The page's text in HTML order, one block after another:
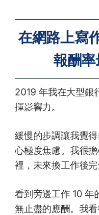
在網路上寫
報酬
2019 年我在大型銀
揮影響力。
緩慢的步調讓我覺
心極度焦慮。我很
裡，未來換工作後完
看到旁邊工作 10 年
無止盡的應酬。我